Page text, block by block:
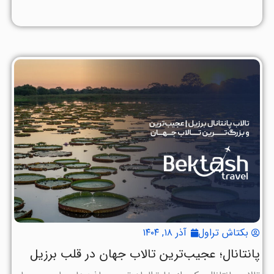
بکتاش تراول آذر ۱۸, ۱۴۰۴
پانتانال؛ عجیب‌ترین تالاب جهان در قلب برزیل